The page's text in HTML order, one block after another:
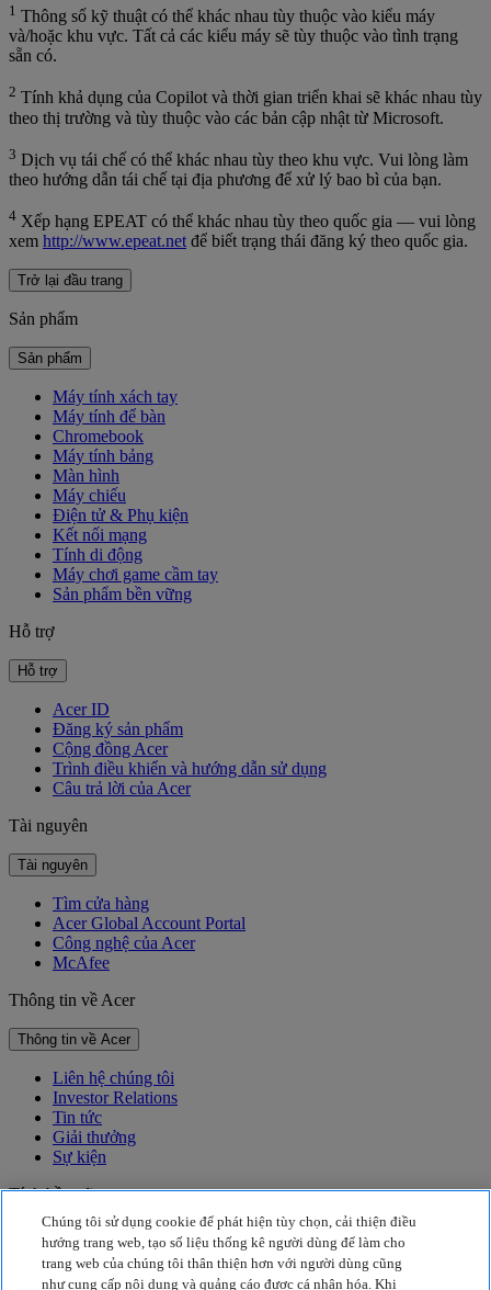
1 Thông số kỹ thuật có thể khác nhau tùy thuộc vào kiểu máy
và/hoặc khu vực. Tất cả các kiểu máy sẽ tùy thuộc vào tình trạng
sẵn có.
2 Tính khả dụng của Copilot và thời gian triển khai sẽ khác nhau tùy
theo thị trường và tùy thuộc vào các bản cập nhật từ Microsoft.
3 Dịch vụ tái chế có thể khác nhau tùy theo khu vực. Vui lòng làm
theo hướng dẫn tái chế tại địa phương để xử lý bao bì của bạn.
4 Xếp hạng EPEAT có thể khác nhau tùy theo quốc gia — vui lòng
xem http://www.epeat.net để biết trạng thái đăng ký theo quốc gia.
Trở lại đầu trang
Sản phẩm
Sản phẩm
Máy tính xách tay
Máy tính để bàn
Chromebook
Máy tính bảng
Màn hình
Máy chiếu
Điện tử & Phụ kiện
Kết nối mạng
Tính di động
Máy chơi game cầm tay
Sản phẩm bền vững
Hỗ trợ
Hỗ trợ
Acer ID
Đăng ký sản phẩm
Cộng đồng Acer
Trình điều khiển và hướng dẫn sử dụng
Câu trả lời của Acer
Tài nguyên
Tài nguyên
Tìm cửa hàng
Acer Global Account Portal
Công nghệ của Acer
McAfee
Thông tin về Acer
Thông tin về Acer
Liên hệ chúng tôi
Investor Relations
Tin tức
Giải thưởng
Sự kiện
Tính bền vững
Tính bền vững
Trách nhiệm xã hội của doanh nghiệp
Chúng tôi sử dụng cookie để phát hiện tùy chọn, cải thiện điều
hướng trang web, tạo số liệu thống kê người dùng để làm cho
trang web của chúng tôi thân thiện hơn với người dùng cũng
như cung cấp nội dung và quảng cáo được cá nhân hóa. Khi